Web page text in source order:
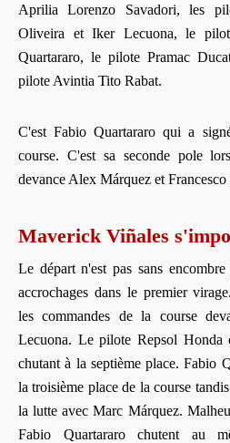
Aprilia Lorenzo Savadori, les
Oliveira et Iker Lecuona, le
Quartararo, le pilote Pramac
pilote Avintia Tito Rabat.
C'est Fabio Quartararo qui a
course. C'est sa seconde pole
devance Alex Márquez et Francesco
Maverick Viñales
Le départ n'est pas sans
accrochages dans le premier
les commandes de la course
Lecuona. Le pilote Repsol Honda
chutant à la septième place. Fabio
la troisième place de la course
la lutte avec Marc Márquez.
Fabio Quartararo chutent au